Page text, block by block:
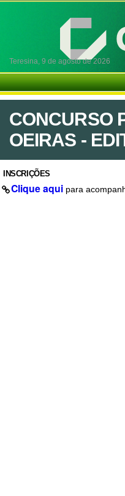
Teresina, 9 de agosto de 2026
CONCURSO
OEIRAS -
INSCRIÇÕES
Clique aqui para